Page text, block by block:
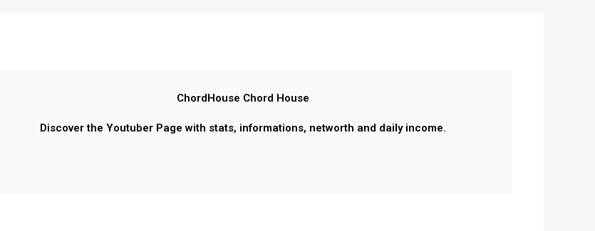
ChordHouse Chord House
Discover the Youtuber Page with stats, informations, networth and daily income.